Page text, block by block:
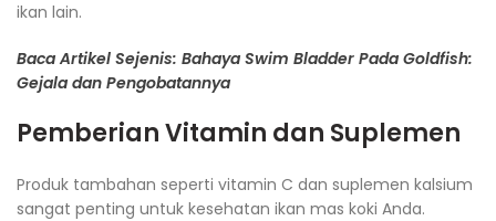
ikan lain.
Baca Artikel Sejenis: Bahaya Swim Bladder Pada Goldfish:
Gejala dan Pengobatannya
Pemberian Vitamin dan Suplemen
Produk tambahan seperti vitamin C dan suplemen kalsium
sangat penting untuk kesehatan ikan mas koki Anda.